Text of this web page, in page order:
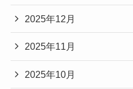
2025年12月
2025年11月
2025年10月